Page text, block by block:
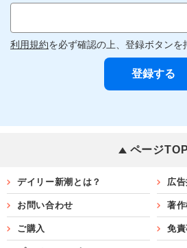
利用規約を必ず確認の上、登録ボタンを
ページTOP
デイリー新潮とは？ 広
お問い合わせ 著
ご購入 免